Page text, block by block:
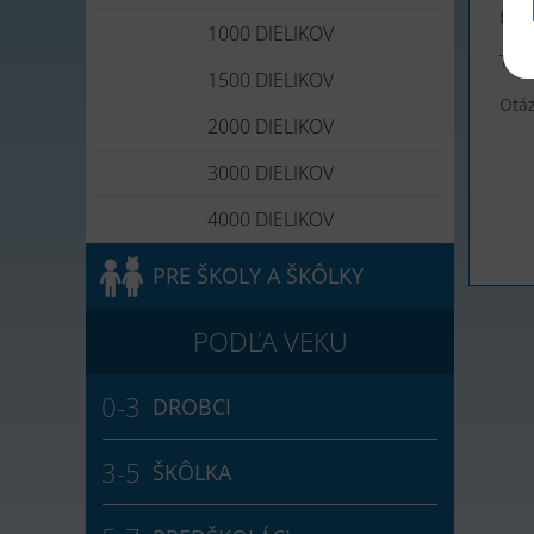
1000 DIELIKOV
1500 DIELIKOV
2000 DIELIKOV
3000 DIELIKOV
4000 DIELIKOV
PRE ŠKOLY A ŠKÔLKY
DROBCI
ŠKÔLKA
E-